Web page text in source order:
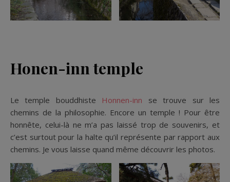
Honen-inn temple
Le temple bouddhiste Honnen-inn se trouve sur les
chemins de la philosophie. Encore un temple ! Pour être
honnête, celui-là ne m’a pas laissé trop de souvenirs, et
c’est surtout pour la halte qu’il représente par rapport aux
chemins. Je vous laisse quand même découvrir les photos.